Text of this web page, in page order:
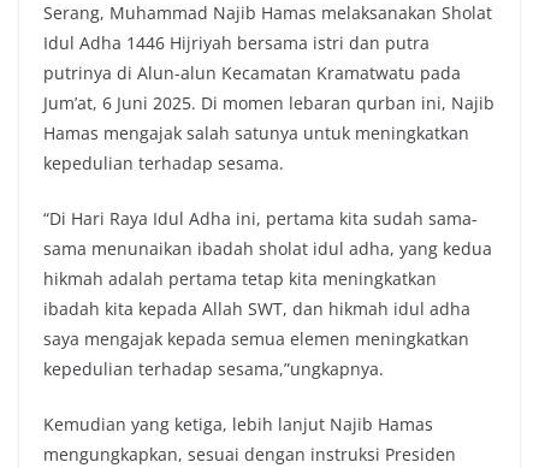
Serang, Muhammad Najib Hamas melaksanakan Sholat
Idul Adha 1446 Hijriyah bersama istri dan putra
putrinya di Alun-alun Kecamatan Kramatwatu pada
Jum’at, 6 Juni 2025. Di momen lebaran qurban ini, Najib
Hamas mengajak salah satunya untuk meningkatkan
kepedulian terhadap sesama.
“Di Hari Raya Idul Adha ini, pertama kita sudah sama-
sama menunaikan ibadah sholat idul adha, yang kedua
hikmah adalah pertama tetap kita meningkatkan
ibadah kita kepada Allah SWT, dan hikmah idul adha
saya mengajak kepada semua elemen meningkatkan
kepedulian terhadap sesama,”ungkapnya.
Kemudian yang ketiga, lebih lanjut Najib Hamas
mengungkapkan, sesuai dengan instruksi Presiden